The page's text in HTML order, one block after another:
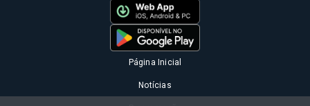
Página Inicial
Notícias